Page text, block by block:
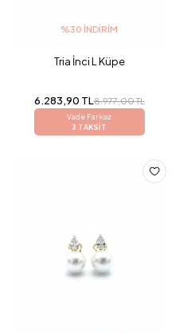
%30 İNDIRIM
Tria İnci L Küpe
6.283,90 TL8.977,00 TL
Vade Farksız
3 TAKSİT